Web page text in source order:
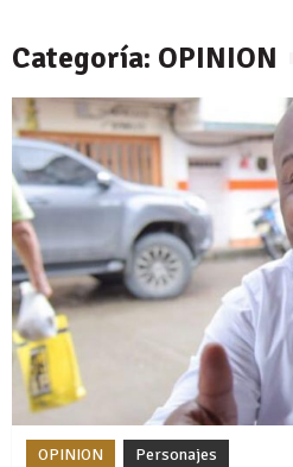
Categoría: OPINION
OPINION Personajes